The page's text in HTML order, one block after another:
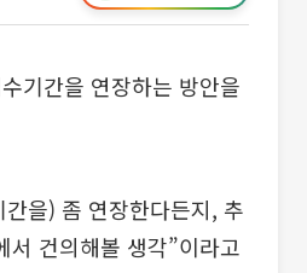
기간을 연장하는 방안을
을) 좀 연장한다든지, 추
서 건의해볼 생각”이라고